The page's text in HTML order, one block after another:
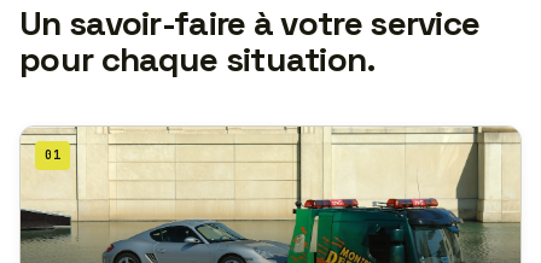
Un savoir-faire à votre service
pour chaque situation.
01